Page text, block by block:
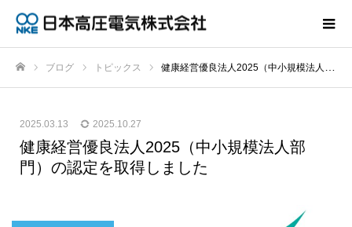
ブログ トピックス 健康経営優良法人2025（中小規模法人部門）の認定を取得しました
2025.03.13 2025.10.27
健康経営優良法人2025（中小規模法人部
門）の認定を取得しました